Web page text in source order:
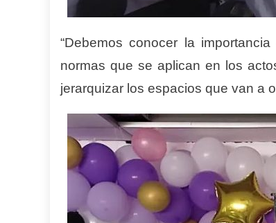
“Debemosconocer la
normas que se aplican en los
jerarquizar los espacios que van a